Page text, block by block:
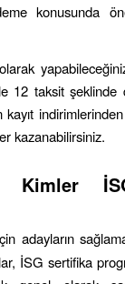
konusunda
12 taksit şeklinde
kazanabilirsiniz.
Kimler
adayların
İSG sertifika